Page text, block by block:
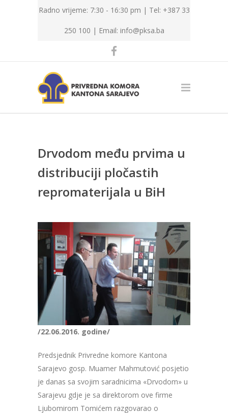
Radno vrijeme: 7:30 - 16:30 pm | Tel: +387 33
250 100 | Email: info@pksa.ba
Drvodom među prvima u
distribuciji pločastih
repromaterijala u BiH
/22.06.2016. godine/
Predsjednik Privredne komore Kantona
Sarajevo gosp. Muamer Mahmutović posjetio
je danas sa svojim saradnicima «Drvodom» u
Sarajevu gdje je sa direktorom ove firme
Ljubomirom Tomićem razgovarao o